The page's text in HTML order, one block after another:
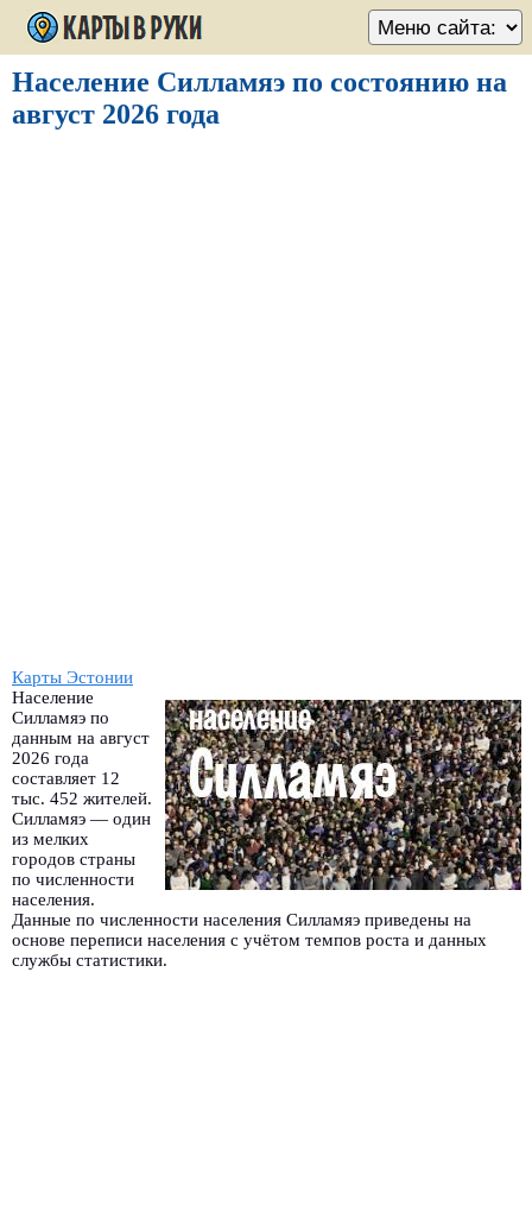
Население Силламяэ по состоянию на
август 2026 года
Карты Эстонии
Население
Силламяэ по
данным на август
2026 года
составляет 12
тыс. 452 жителей.
Силламяэ — один
из мелких
городов страны
по численности
населения.
Данные по численности населения Силламяэ приведены на
основе переписи населения с учётом темпов роста и данных
службы статистики.